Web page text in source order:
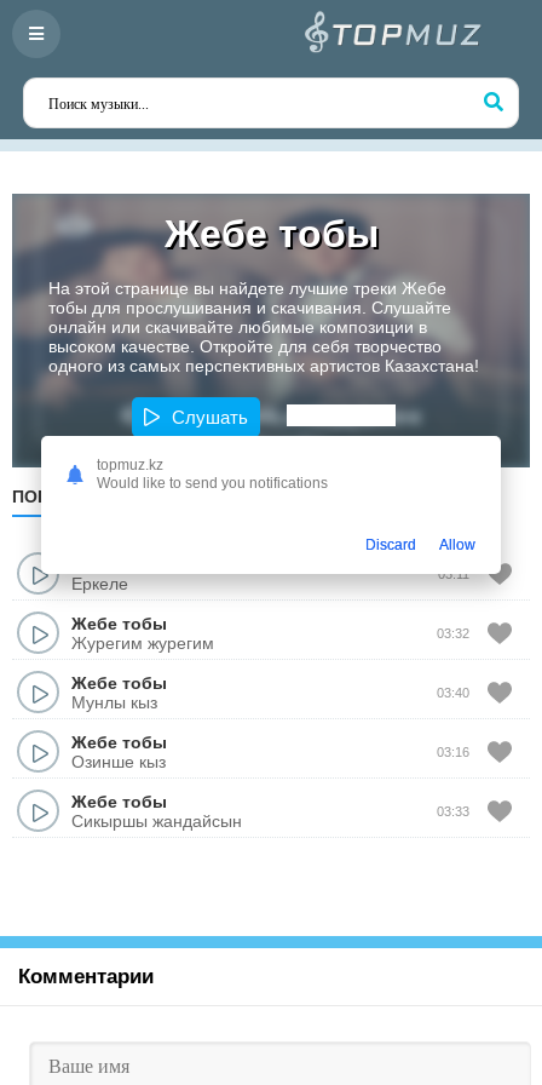
Жебе тобы
На этой странице вы найдете лучшие треки Жебе
тобы для прослушивания и скачивания. Слушайте
онлайн или скачивайте любимые композиции в
высоком качестве. Откройте для себя творчество
одного из самых перспективных артистов Казахстана!
Слушать
ПОПУЛЯРНЫЕ ПО ДАТЕ
Еркеле
03:11
Жебе тобы
Журегим журегим
03:32
Жебе тобы
Мунлы кыз
03:40
Жебе тобы
Озинше кыз
03:16
Жебе тобы
Сикыршы жандайсын
03:33
Комментарии
topmuz.kz
Would like to send you notifications
Discard Allow